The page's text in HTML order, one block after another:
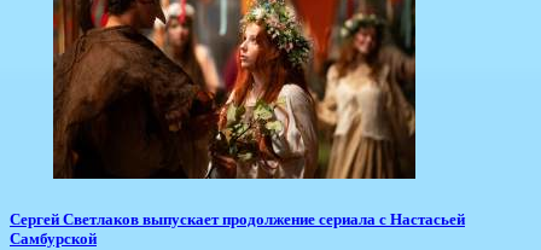
Сергей Светлаков выпускает продолжение сериала с Настасьей
Самбурской